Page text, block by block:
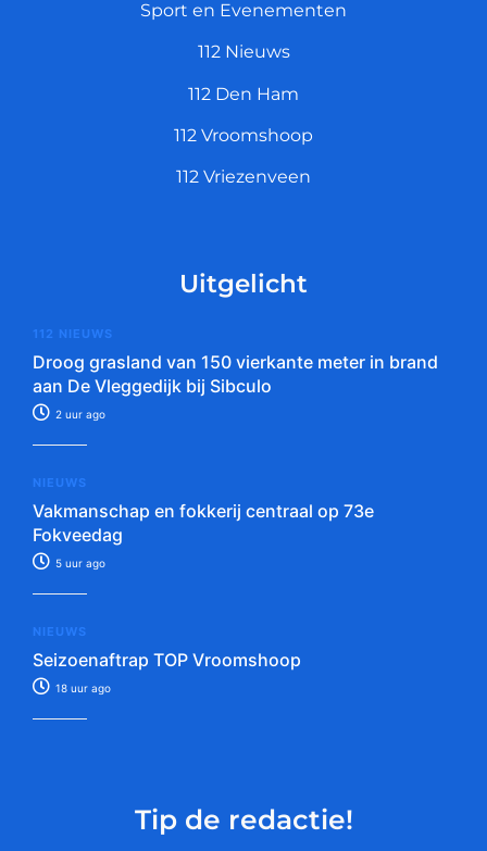
Sport en Evenementen
112 Nieuws
112 Den Ham
112 Vroomshoop
112 Vriezenveen
Uitgelicht
112 NIEUWS
Droog grasland van 150 vierkante meter in brand
aan De Vleggedijk bij Sibculo
2 uur ago
NIEUWS
Vakmanschap en fokkerij centraal op 73e
Fokveedag
5 uur ago
NIEUWS
Seizoenaftrap TOP Vroomshoop
18 uur ago
Tip de redactie!